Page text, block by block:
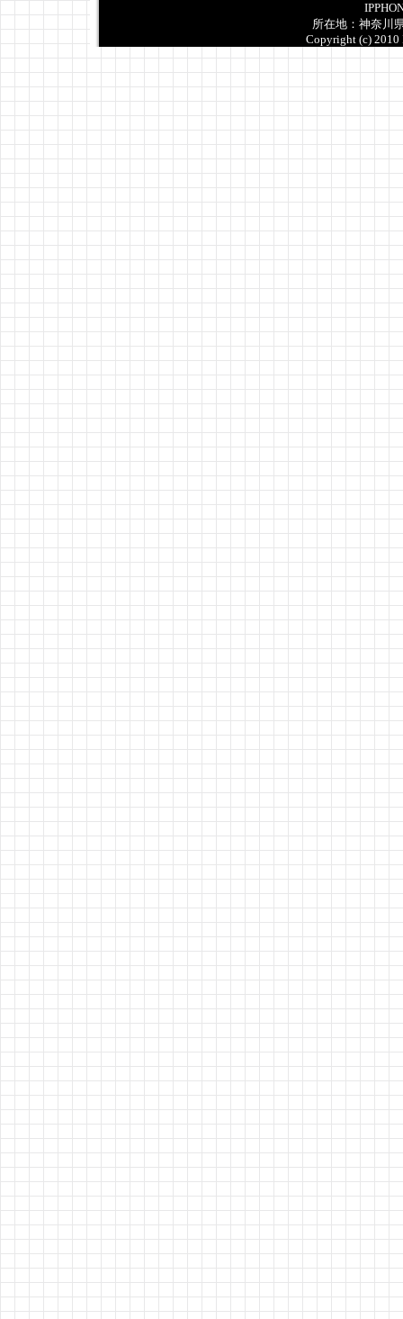
所在地：神奈川
Copyright (c) 2010